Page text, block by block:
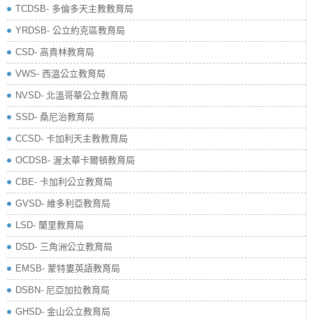
TCDSB- 多倫多天主教教育局
YRDSB- 公立約克區教育局
​CSD- 高貴林教育局
VWS- 西溫公立教育局
NVSD- 北溫哥華公立教育局
SSD- 桑尼治教育局
CCSD- 卡加利天主教教育局
OCDSB- 渥太華卡爾頓教育局
CBE- 卡加利公立教育局
GVSD- 維多利亞教育局
LSD- 蘭里教育局
DSD- 三角洲公立教育局
EMSB- 蒙特婁英語教育局
DSBN- 尼亞加拉教育局
GHSD- 金山公立教育局